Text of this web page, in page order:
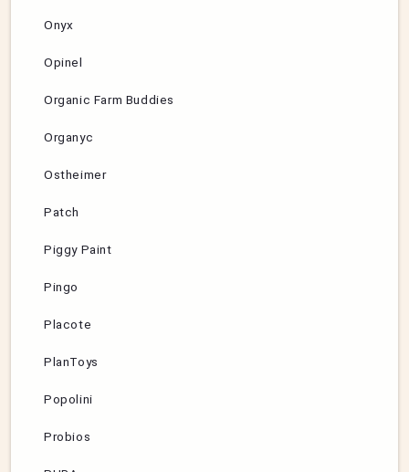
Onyx
Opinel
Organic Farm Buddies
Organyc
Ostheimer
Patch
Piggy Paint
Pingo
Placote
PlanToys
Popolini
Probios